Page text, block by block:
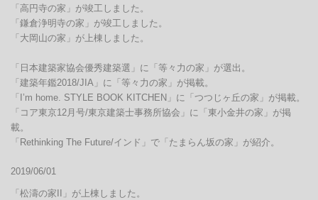
「高円寺の家」が竣工しました。
「鎌倉浄明寺の家」が竣工しました。
「大岡山の家」が上棟しました。
「日本建築家協会優秀建築選」に「等々力の家」が選出。
「建築年鑑2018/JIA」に「等々力の家」が掲載。
「I’m home. STYLE BOOK KITCHEN」に「つつじヶ丘の家」が掲載。
「コア東京12月号/東京建築士事務所協会」に「東小金井の家」が掲
載。
「Rethinking The Future/インド」で「たまらん坂の家」が紹介。
2019/06/01
「松濤の家II」が上棟しました。